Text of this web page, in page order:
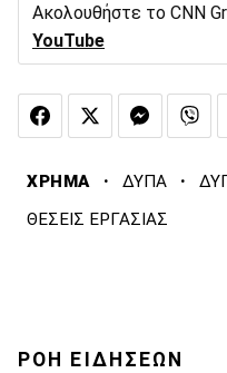
Ακολουθήστε το CNN
YouTube
ΧΡΗΜΑ · ΔΥΠΑ ·
ΘΕΣΕΙΣ ΕΡΓΑΣΙΑΣ
ΡΟΗ ΕΙΔΗΣΕΩΝ